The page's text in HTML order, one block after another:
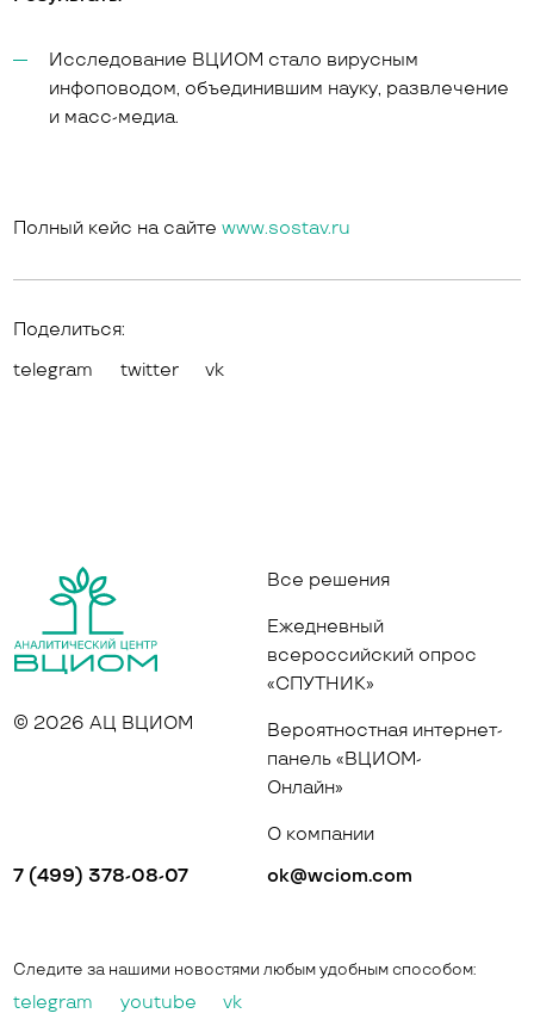
Исследование ВЦИОМ стало вирусным
инфоповодом, объединившим науку, развлечение
и масс-медиа.
Полный кейс на сайте www.sostav.ru
Поделиться:
telegram
twitter vk
© 2026 АЦ ВЦИОМ
Все решения
Ежедневный
всероссийский опрос
«СПУТНИК»
Вероятностная интернет-
панель «ВЦИОМ-
Онлайн»
О компании
7 (499) 378-08-07
ok@wciom.com
Следите за нашими новостями любым удобным способом:
telegram youtube vk